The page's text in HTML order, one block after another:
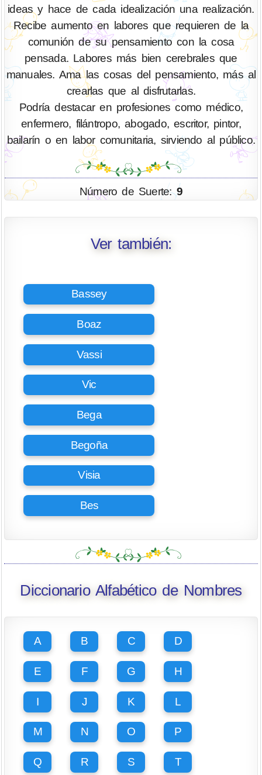
ideas y hace de cada idealización una realización.
Recibe aumento en labores que requieren de la
comunión de su pensamiento con la cosa
pensada. Labores más bien cerebrales que
manuales. Ama las cosas del pensamiento, más al
crearlas que al disfrutarlas.
Podría destacar en profesiones como médico,
enfermero, filántropo, abogado, escritor, pintor,
bailarín o en labor comunitaria, sirviendo al público.
Número de Suerte:9
Ver también:
Bassey
Boaz
Vassi
Vic
Bega
Begoña
Visia
Bes
Diccionario Alfabético de Nombres
A B C D
E F G H
I J K L
M N O P
Q R S T